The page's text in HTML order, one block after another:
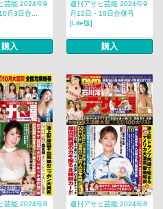
芸能 2024年9
月3日合...
購入
週刊アサヒ芸能 2024年9
月12日・19日合併号
[Lite版]
購入
芸能 2024年8
週刊アサヒ芸能 2024年8